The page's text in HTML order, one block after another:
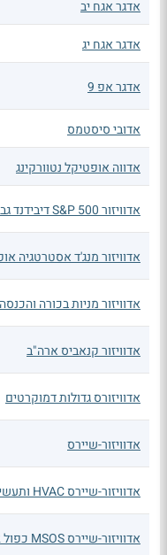
אדגר אגח יב
אדגר אגח יג
אדגר אפ 9
אדובי סיסטמס
אדווה אופטיקל נטוורקינג
אדוויזור S&P 500 דיבידנד גבוה ערך
אדוויזור מנג'ד אסטרטגיה
אדוויזור מניות בכורה
אדוויזור קנאביס ארה"ב
אדוויזורס גדולות דמוקרטים
אדוויזור-שיירס
אדוויזור-שיירס HVAC ותעשייתי
אדוויזור-שיירס MSOS כפול 2